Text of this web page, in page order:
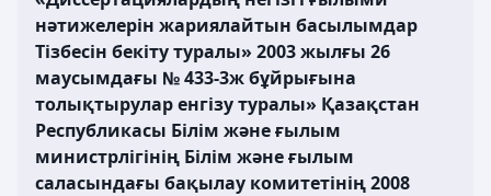
нәтижелерін жариялайтын басылымдар
Тізбесін бекіту туралы» 2003 жылғы 26
маусымдағы № 433-3ж бұйрығына
толықтырулар енгізу туралы» Қазақстан
Республикасы Білім және ғылым
министрлігінің Білім және ғылым
саласындағы бақылау комитетінің 2008